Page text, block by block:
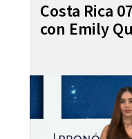
Costa Rica
con Emily